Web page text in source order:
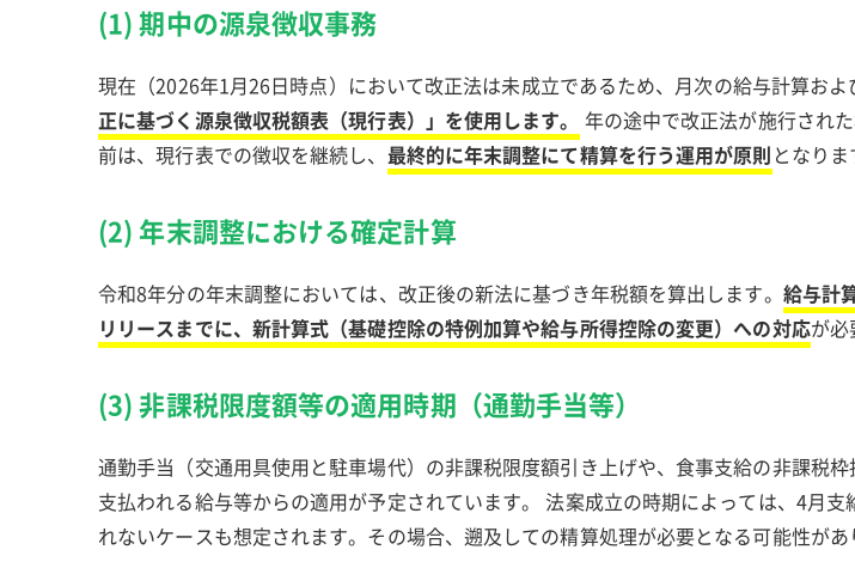
(1) 期中の源泉徴収事務
現在（2026年1月26日時点）において改正法は未成立であるため、月次の給与計算およ
正に基づく源泉徴収税額表（現行表）」を使用します。
年の途中で改正法が施行され
前は、現行表での徴収を継続し、 最終的に年末調整にて精算を行う運用が原則 となりま
(2) 年末調整における確定計算
令和8年分の年末調整においては、改正後の新法に基づき年税額を算出します。 給与計
リリースまでに、新計算式（基礎控除の特例加算や給与所得控除の変更）への対応が必
(3) 非課税限度額等の適用時期（通勤手当等）
通勤手当（交通用具使用と駐車場代）の非課税限度額引き上げや、食事支給の非課税
支払われる給与等からの適用が予定されています。 法案成立の時期によっては、4月
れないケースも想定されます。その場合、遡及しての精算処理が必要となる可能性があ